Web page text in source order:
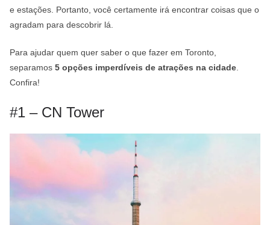
e estações. Portanto, você certamente irá encontrar coisas que o
agradam para descobrir lá.
Para ajudar quem quer saber o que fazer em Toronto,
separamos 5 opções imperdíveis de atrações na cidade
Confira!
#1 – CN Tower